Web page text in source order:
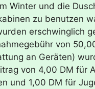
Winter und die
zu benutzen
erschwinglich
von
an Geräten)
von 4,00 DM für
und 1,00 DM für